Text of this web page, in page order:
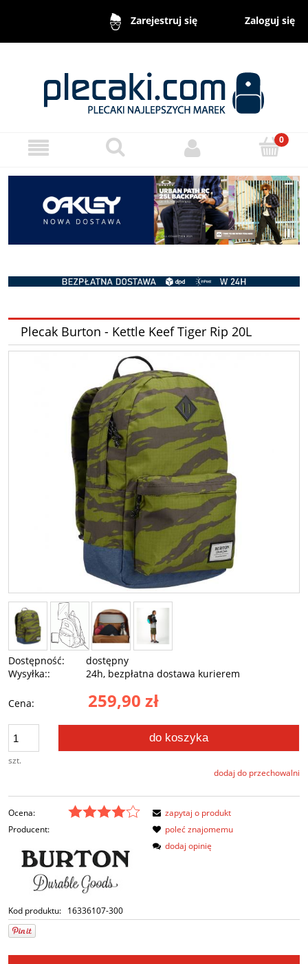
Zarejestruj się Zaloguj się
Plecak Burton - Kettle Keef Tiger Rip 20L
Dostępność:
dostępny
Wysyłka::
24h, bezpłatna dostawa kurierem
Cena: 259,90 zł
szt.
do koszyka
dodaj do przechowalni
Ocena:
Producent:
Kod produktu: 16336107-300
zapytaj o produkt
poleć znajomemu
dodaj opinię